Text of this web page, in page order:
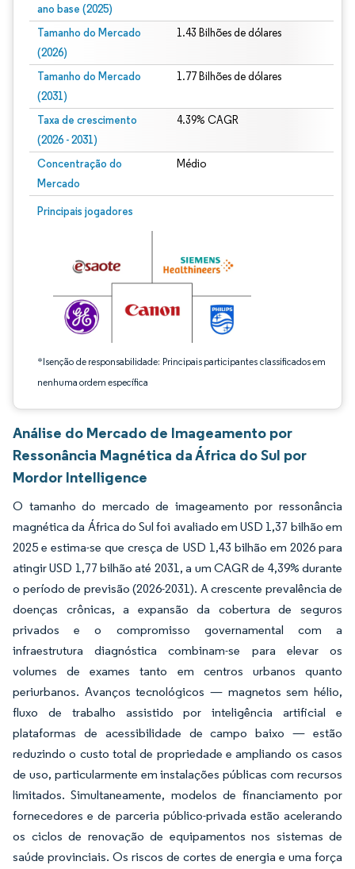
ano base (2025)
Tamanho do Mercado
(2026)
1.43 Bilhões de dólares
Tamanho do Mercado
(2031)
1.77 Bilhões de dólares
Taxa de crescimento
(2026 - 2031)
4.39% CAGR
Concentração do
Mercado
Médio
Principais jogadores
*Isenção de responsabilidade: Principais participantes classificados em
nenhuma ordem específica
Imagem © Mordor Intelligence. O reuso requer atribuição conforme CC BY 4.0.
Análise do Mercado de Imageamento por
Ressonância Magnética da África do Sul por
Mordor Intelligence
O tamanho do mercado de imageamento por ressonância
magnética da África do Sul foi avaliado em USD 1,37 bilhão em
2025 e estima-se que cresça de USD 1,43 bilhão em 2026 para
atingir USD 1,77 bilhão até 2031, a um CAGR de 4,39% durante
o período de previsão (2026-2031). A crescente prevalência de
doenças crônicas, a expansão da cobertura de seguros
privados e o compromisso governamental com a
infraestrutura diagnóstica combinam-se para elevar os
volumes de exames tanto em centros urbanos quanto
periurbanos. Avanços tecnológicos — magnetos sem hélio,
fluxo de trabalho assistido por inteligência artificial e
plataformas de acessibilidade de campo baixo — estão
reduzindo o custo total de propriedade e ampliando os casos
de uso, particularmente em instalações públicas com recursos
limitados. Simultaneamente, modelos de financiamento por
fornecedores e de parceria público-privada estão acelerando
os ciclos de renovação de equipamentos nos sistemas de
saúde provinciais. Os riscos de cortes de energia e uma força